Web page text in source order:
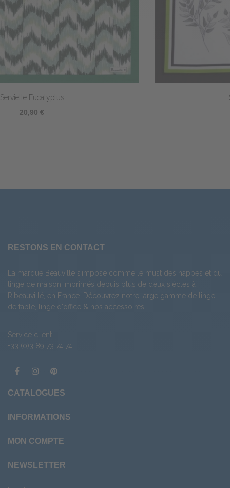
RESTONS EN CONTACT
La marque Beauvillé s’impose comme le must des nappes et du
linge de maison imprimés depuis plus de deux siècles à
Ribeauvillé, en France. Découvrez notre large gamme de linge
de table, linge d'office & nos accessoires.
Service client
+33 (0)3 89 73 74 74
CATALOGUES
INFORMATIONS
MON COMPTE
NEWSLETTER